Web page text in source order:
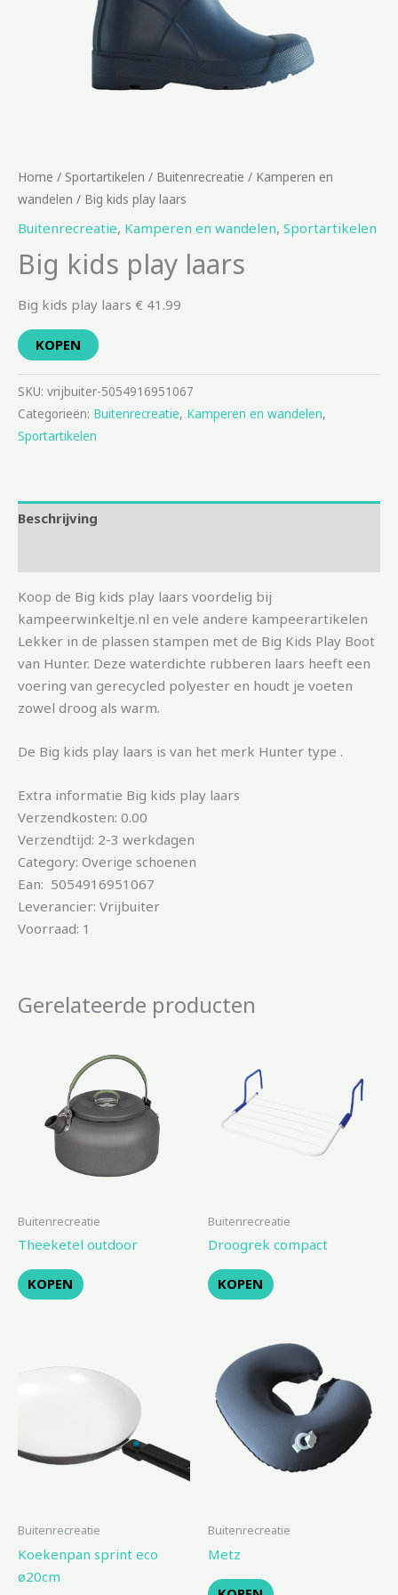
Home / Sportartikelen / Buitenrecreatie / Kamperen en
wandelen / Big kids play laars
Buitenrecreatie, Kamperen en wandelen, Sportartikelen
Big kids play laars
Big kids play laars € 41.99
KOPEN
SKU: vrijbuiter-5054916951067
Categorieën: Buitenrecreatie, Kamperen en wandelen,
Sportartikelen
Beschrijving
Koop de Big kids play laars voordelig bij
kampeerwinkeltje.nl en vele andere kampeerartikelen
Lekker in de plassen stampen met de Big Kids Play Boot
van Hunter. Deze waterdichte rubberen laars heeft een
voering van gerecycled polyester en houdt je voeten
zowel droog als warm.
De Big kids play laars is van het merk Hunter type .
Extra informatie Big kids play laars
Verzendkosten: 0.00
Verzendtijd: 2-3 werkdagen
Category: Overige schoenen
Ean: 5054916951067
Leverancier: Vrijbuiter
Voorraad: 1
Gerelateerde producten
Buitenrecreatie
Theeketel outdoor
KOPEN
Buitenrecreatie
Droogrek compact
KOPEN
Buitenrecreatie
Koekenpan sprint eco
ø20cm
Buitenrecreatie
Metz